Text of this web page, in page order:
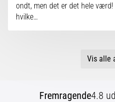
ondt, men det er det hele
hvilke…
Vis alle
Fremragende4.8